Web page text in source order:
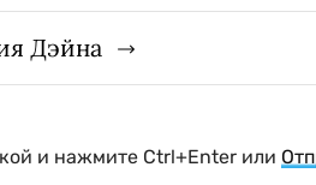
Дэйна
и нажмите Ctrl+Enter или